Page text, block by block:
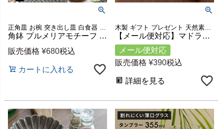
角鉢 プルメリアモチーフ Sサイズ 12cm角 ホワイト 陶器製 [pl8-66825 pl8-66826]【 食器 スクエアボウル 深皿 スクエアプレート 角皿 角深皿 小鉢 中鉢 煮物鉢 デザートボウル アイスカップ おしゃれ キッチン雑貨 アジアン 雑貨 アジアン雑貨 】
販売価格 ¥680税込
カートに入れる
【メール便対応】マドラースプーン 育てる木のカトラリー Alami 天然木 ロンガンウッド 竜眼 無塗装 w 22cm D 1.6cm H 1.3cm [51224]【 ハンドメイド キッチンツール キッチン雑貨 手作り 職人 ベトナム ナチュラル おしゃれ リゾート アジアン雑貨 】
メール便対応
販売価格 ¥390税込
詳細を見る